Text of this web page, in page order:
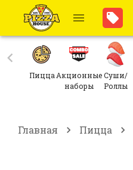
Пицца Акционные
наборы
Суши/
Роллы
Главная Пицца